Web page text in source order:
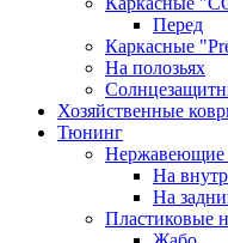
Перед
Каркасные
На полозьях
Хозяйственные
Тюнинг
Нержавеющие
На
На
Пластиковые